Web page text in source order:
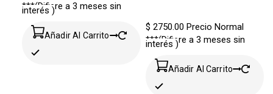
***(Difiere a 3 meses sin
interés )
Añadir Al Carrito
$ 2750.00 Precio Normal
***(Difiere a 3 meses sin
interés )
Añadir Al Carrito